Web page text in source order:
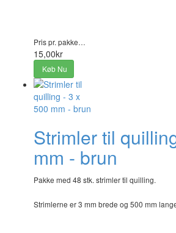
Pris pr. pakke…
15,00kr
Køb Nu
Strimler til
mm - brun
Pakke med 48 stk. strimler til quilling.
Strimlerne er 3 mm brede og 500 mm